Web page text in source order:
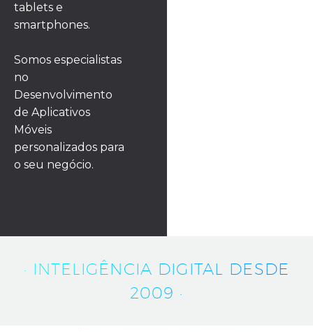
tablets e
smartphones.
Somos especialistas
no
Desenvolvimento
de Aplicativos
Móveis
personalizados para
o seu negócio.
· INTELIGÊNCIA DIGITAL DESDE
2009 ·